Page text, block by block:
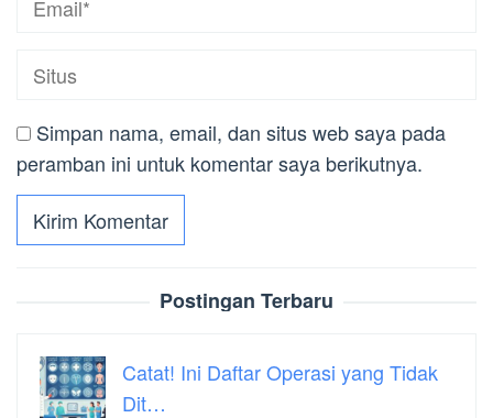
Simpan nama, email, dan situs web saya pada
peramban ini untuk komentar saya berikutnya.
Postingan Terbaru
Catat! Ini Daftar Operasi yang Tidak
Dit…